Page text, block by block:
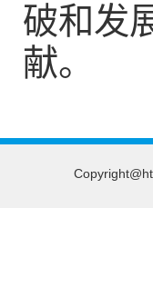
破和发
献。